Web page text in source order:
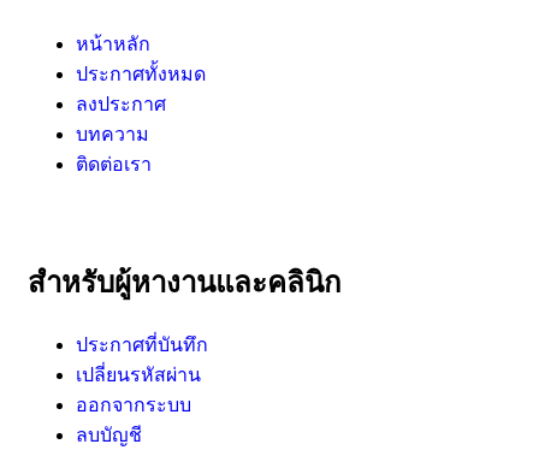
หน้าหลัก
ประกาศทั้งหมด
ลงประกาศ
บทความ
ติดต่อเรา
สำหรับผู้หางานและคลินิก
ประกาศที่บันทึก
เปลี่ยนรหัสผ่าน
ออกจากระบบ
ลบบัญชี